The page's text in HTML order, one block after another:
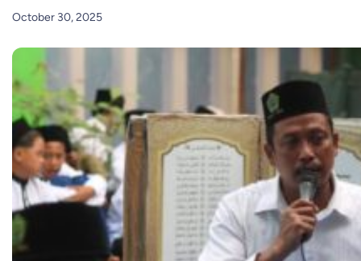
October 30, 2025